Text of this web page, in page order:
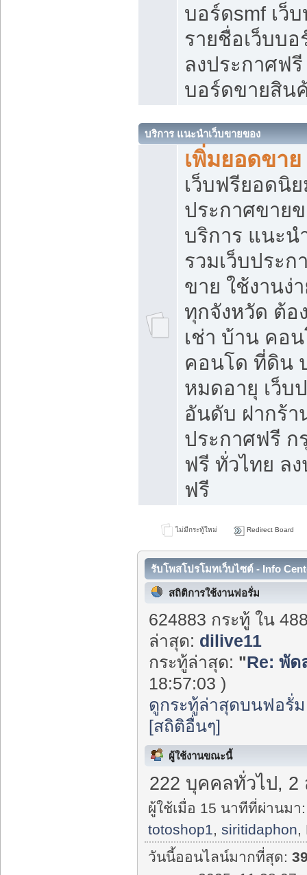
บอร์ดsmf เว็
รายชื่อเว็บบ
ลงประกาศฟรี
บอร์ดขายสิน
บริการ แนะนำเว็บขายของ
เพิ่มยอดขา
เว็บฟรียอดนิ
ประกาศขาย
บริการ แนะน
รวมเว็บประก
ขาย ใช้งานง่
ทุกจังหวัด ต้อ
เช่า บ้าน คอ
คอนโด ที่ดิน
หมดอายุ เว็บ
อันดับ ฝากร้า
ประกาศฟรี ก
ฟรี ทั่วไทย ล
ฟรี
ไม่มีกระทู้ใหม่ Redirect Board
รับโพสโปรโมทเว็บไซต์ - Info
สถิติการใช้งานฟอรั่ม
624883 กระทู้ ใน
ล่าสุด: dilive11
กระทู้ล่าสุด: "Re: พัด
18:57:03 )
ดูกระทู้ล่าสุดบนฟอรั่ม
[สถิติอื่นๆ]
ผู้ใช้งานขณะนี้
222 บุคคลทั่วไป, 2
ผู้ใช้เมื่อ 15 นาทีที่ผ่านมา:
totoshop1,siritidaphon,
วันนี้ออนไลน์มากที่สุด: